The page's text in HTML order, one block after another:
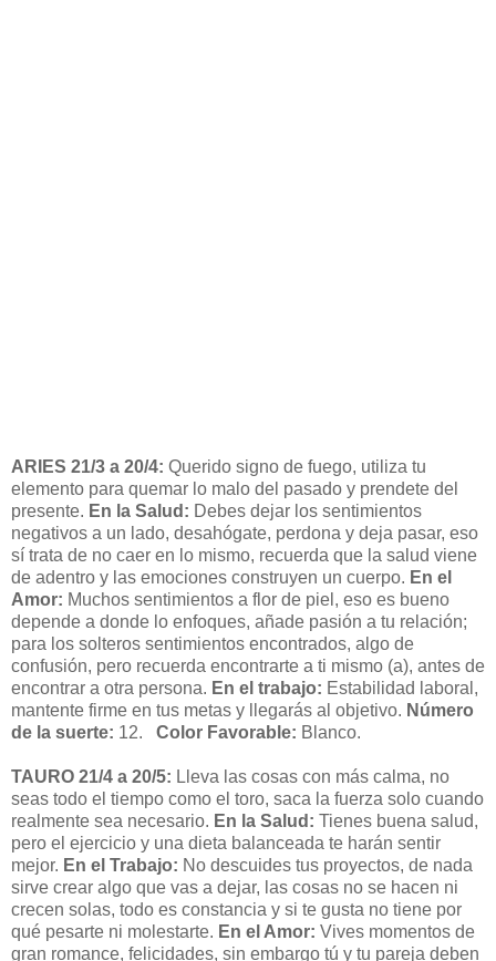
ARIES 21/3 a 20/4: Querido signo de fuego, utiliza tu
elemento para quemar lo malo del pasado y prendete del
presente. En la Salud: Debes dejar los sentimientos
negativos a un lado, desahógate, perdona y deja pasar, eso
sí trata de no caer en lo mismo, recuerda que la salud viene
de adentro y las emociones construyen un cuerpo. En el
Amor: Muchos sentimientos a flor de piel, eso es bueno
depende a donde lo enfoques, añade pasión a tu relación;
para los solteros sentimientos encontrados, algo de
confusión, pero recuerda encontrarte a ti mismo (a), antes de
encontrar a otra persona. En el trabajo: Estabilidad laboral,
mantente firme en tus metas y llegarás al objetivo. Número
de la suerte: 12. Color Favorable: Blanco.
TAURO 21/4 a 20/5: Lleva las cosas con más calma, no
seas todo el tiempo como el toro, saca la fuerza solo cuando
realmente sea necesario. En la Salud: Tienes buena salud,
pero el ejercicio y una dieta balanceada te harán sentir
mejor. En el Trabajo: No descuides tus proyectos, de nada
sirve crear algo que vas a dejar, las cosas no se hacen ni
crecen solas, todo es constancia y si te gusta no tiene por
qué pesarte ni molestarte. En el Amor: Vives momentos de
gran romance, felicidades, sin embargo tú y tu pareja deben